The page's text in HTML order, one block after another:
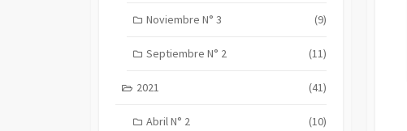
Noviembre N° 3 (9)
Septiembre N° 2 (11)
2021 (41)
Abril N° 2 (10)